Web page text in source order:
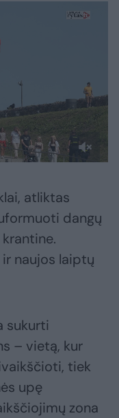
atliktas
dangų
naujos laiptų
sukurti
– vietą, kur
tiek
upę
zona